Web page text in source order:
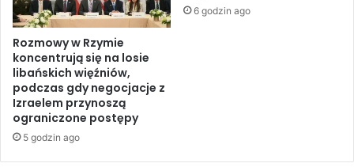
m
e
n
e
i
n
e
a
n
i
m
a
l
s
Rozmowy w Rzymie
koncentrują się na losie
libańskich więźniów,
podczas gdy negocjacje z
Izraelem przynoszą
ograniczone postępy
5 godzin ago
6 godzin ago